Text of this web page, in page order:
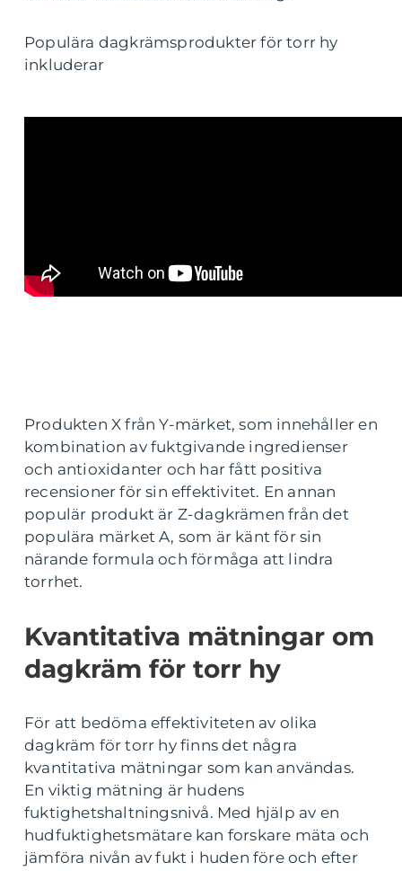
Populära dagkrämsprodukter för torr hy
inkluderar
Produkten X från Y-märket, som innehåller en
kombination av fuktgivande ingredienser
och antioxidanter och har fått positiva
recensioner för sin effektivitet. En annan
populär produkt är Z-dagkrämen från det
populära märket A, som är känt för sin
närande formula och förmåga att lindra
torrhet.
Kvantitativa mätningar om
dagkräm för torr hy
För att bedöma effektiviteten av olika
dagkräm för torr hy finns det några
kvantitativa mätningar som kan användas.
En viktig mätning är hudens
fuktighetshaltningsnivå. Med hjälp av en
hudfuktighetsmätare kan forskare mäta och
jämföra nivån av fukt i huden före och efter